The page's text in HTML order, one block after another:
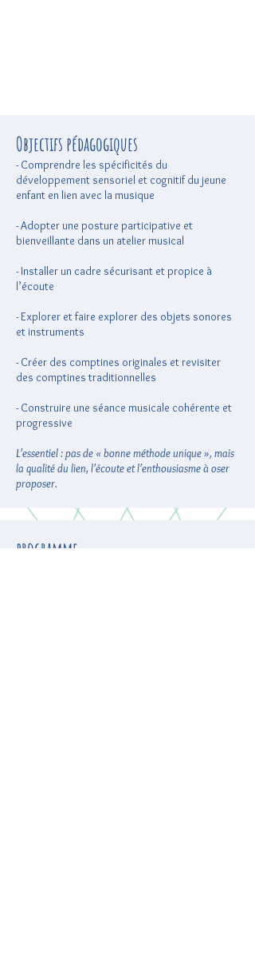
Objectifs pédagogiques
- Comprendre les spécificités du
développement sensoriel et cognitif du jeune
enfant en lien avec la musique
- Adopter une posture participative et
bienveillante dans un atelier musical
- Installer un cadre sécurisant et propice à
l’écoute
- Explorer et faire explorer des objets sonores
et instruments
- Créer des comptines originales et revisiter
des comptines traditionnelles
- Construire une séance musicale cohérente et
progressive
L’essentiel : pas de « bonne méthode unique », mais
la qualité du lien, l’écoute et l’enthousiasme à oser
proposer.
programme